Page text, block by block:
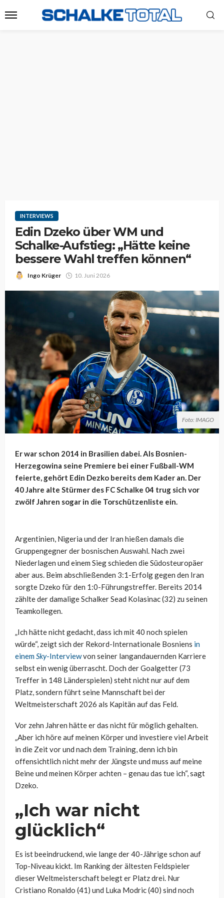
INTERVIEWS
Edin Dzeko über WM und
Schalke-Aufstieg: „Hätte keine
bessere Wahl treffen können“
Ingo Krüger 10. Juni 2026
Foto: IMAGO
Er war schon 2014 in Brasilien dabei. Als Bosnien-
Herzegowina seine Premiere bei einer Fußball-WM
feierte, gehört Edin Dezko bereits dem Kader an. Der
40 Jahre alte Stürmer des FC Schalke 04 trug sich vor
zwölf Jahren sogar in die Torschützenliste ein.
Argentinien, Nigeria und der Iran hießen damals die
Gruppengegner der bosnischen Auswahl. Nach zwei
Niederlagen und einem Sieg schieden die Südosteuropäer
aber aus. Beim abschließenden 3:1-Erfolg gegen den Iran
sorgte Dzeko für den 1:0-Führungstreffer. Bereits 2014
zählte der damalige Schalker Sead Kolasinac (32) zu seinen
Teamkollegen.
„Ich hätte nicht gedacht, dass ich mit 40 noch spielen
würde“, zeigt sich der Rekord-Internationale Bosniens in
einemSky-Interviewvon seiner langandauernden Karriere
selbst ein wenig überrascht. Doch der Goalgetter (73
Treffer in 148 Länderspielen) steht nicht nur auf dem
Platz, sondern führt seine Mannschaft bei der
Weltmeisterschaft 2026 als Kapitän auf das Feld.
Vor zehn Jahren hätte er das nicht für möglich gehalten.
„Aber ich höre auf meinen Körper und investiere viel Arbeit
in die Zeit vor und nach dem Training, denn ich bin
offensichtlich nicht mehr der Jüngste und muss auf meine
Beine und meinen Körper achten – genau das tue ich“, sagt
Dzeko.
„Ich war nicht
glücklich“
Es ist beeindruckend, wie lange der 40-Jährige schon auf
Top-Niveau kickt. Im Ranking der ältesten Feldspieler
dieser Weltmeisterschaft belegt er Platz drei. Nur
Cristiano Ronaldo (41) und Luka Modric (40) sind noch